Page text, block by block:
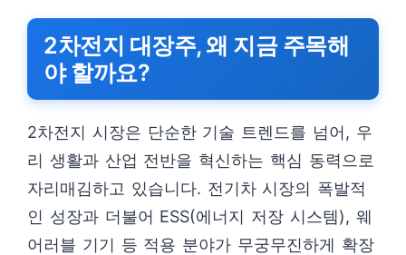
2차전지 대장주, 왜 지금 주목해
야 할까요?
2차전지 시장은 단순한 기술 트렌드를 넘어, 우
리 생활과 산업 전반을 혁신하는 핵심 동력으로
자리매김하고 있습니다. 전기차 시장의 폭발적
인 성장과 더불어 ESS(에너지 저장 시스템), 웨
어러블 기기 등 적용 분야가 무궁무진하게 확장